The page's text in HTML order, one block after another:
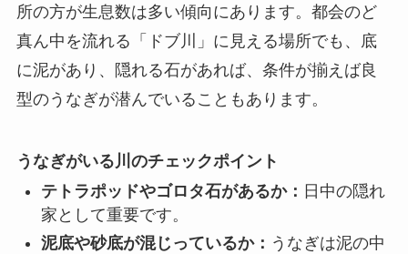
所の方が生息数は多い傾向にあります。都会のど
真ん中を流れる「ドブ川」に見える場所でも、底
に泥があり、隠れる石があれば、条件が揃えば良
型のうなぎが潜んでいることもあります。
うなぎがいる川のチェックポイント
テトラポッドやゴロタ石があるか： 日中の隠れ
家として重要です。
泥底や砂底が混じっているか： うなぎは泥の中